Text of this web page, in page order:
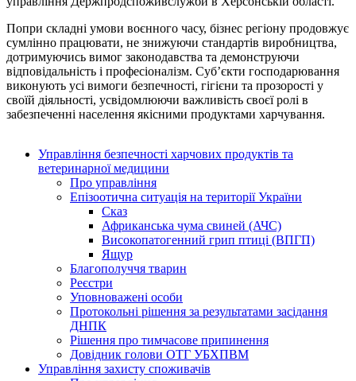
Попри складні умови воєнного часу, бізнес регіону продовжує
сумлінно працювати, не знижуючи стандартів виробництва,
дотримуючись вимог законодавства та демонструючи
відповідальність і професіоналізм. Суб’єкти господарювання
виконують усі вимоги безпечності, гігієни та прозорості у
своїй діяльності, усвідомлюючи важливість своєї ролі в
забезпеченні населення якісними продуктами харчування.
Управління безпечності харчових продуктів та
ветеринарної медицини
Про управління
Епізоотична ситуація на території України
Сказ
Африканська чума свиней (АЧС)
Високопатогенний грип птиці (ВПГП)
Ящур
Благополуччя тварин
Реєстри
Уповноважені особи
Протокольні рішення за результатами засідання
ДНПК
Рішення про тимчасове припинення
Довідник голови ОТГ УБХПВМ
Управління захисту споживачів